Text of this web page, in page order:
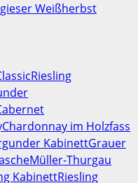
Weißherbst
Riesling
Chardonnay im Holzfass
KabinettGrauer
Müller-Thurgau
KabinettRiesling